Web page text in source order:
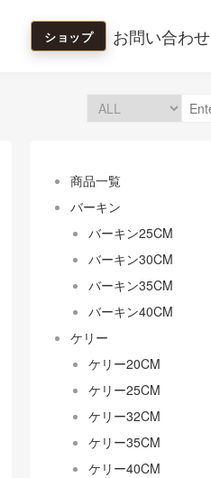
ショップ お問い合わせ
商品一覧
バーキン
バーキン25CM
バーキン30CM
バーキン35CM
バーキン40CM
ケリー
ケリー20CM
ケリー25CM
ケリー32CM
ケリー35CM
ケリー40CM